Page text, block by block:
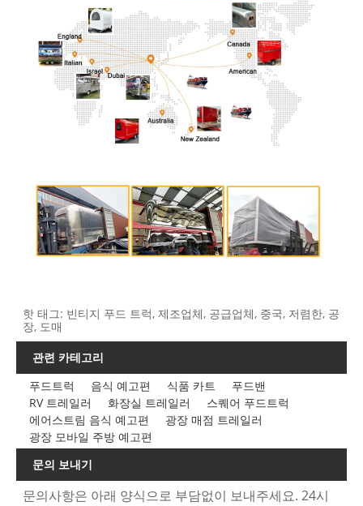
핫 태그: 빈티지 푸드 트럭, 제조업체, 공급업체, 중국, 저렴한, 공
장, 도매
관련 카테고리
푸드트럭
음식 예고편 식품 카트
푸드밴
RV 트레일러
화장실 트레일러
스퀘어 푸드트럭
에어스트림 음식 예고편
광장 매점 트레일러
광장 모바일 주방 예고편
문의 보내기
문의사항은 아래 양식으로 부담없이 보내주세요. 24시